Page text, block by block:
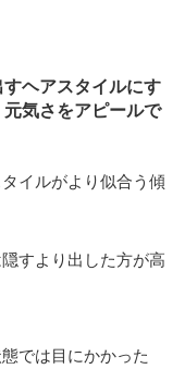
ヘアスタイルにす
気さをアピールで
イルがより似合う傾
すより出した方が高
では目にかかった